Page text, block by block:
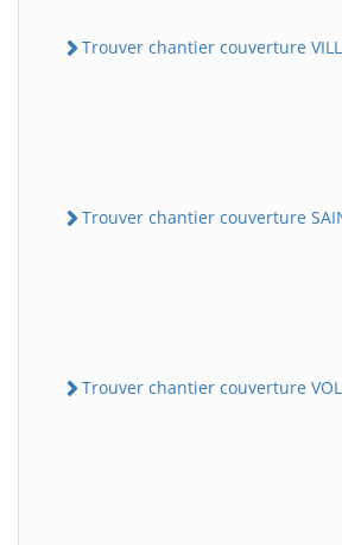
Trouver chantier couverture
Trouver chantier couverture
Trouver chantier couverture